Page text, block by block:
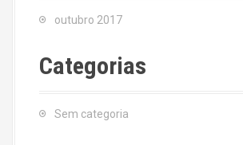
outubro 2017
Categorias
Sem categoria